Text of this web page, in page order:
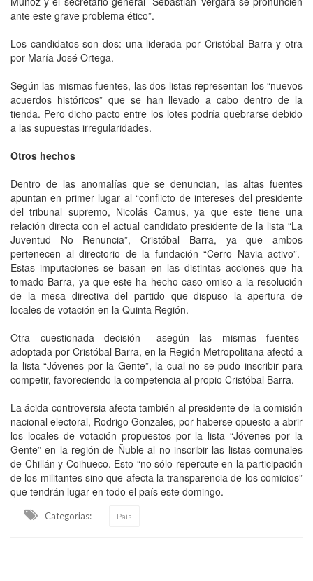
ante este grave problema ético”.
Los candidatos son dos: una liderada por Cristóbal Barra y otra
por María José Ortega.
Según las mismas fuentes, las dos listas representan los “nuevos
acuerdos históricos” que se han llevado a cabo dentro de la
tienda. Pero dicho pacto entre los lotes podría quebrarse debido
a las supuestas irregularidades.
Otros hechos
Dentro de las anomalías que se denuncian, las altas fuentes
apuntan en primer lugar al “conflicto de intereses del presidente
del tribunal supremo, Nicolás Camus, ya que este tiene una
relación directa con el actual candidato presidente de la lista “La
Juventud No Renuncia”, Cristóbal Barra, ya que ambos
pertenecen al directorio de la fundación “Cerro Navia activo”.
Estas imputaciones se basan en las distintas acciones que ha
tomado Barra, ya que este ha hecho caso omiso a la resolución
de la mesa directiva del partido que dispuso la apertura de
locales de votación en la Quinta Región.
Otra cuestionada decisión –asegún las mismas fuentes-
adoptada por Cristóbal Barra, en la Región Metropolitana afectó a
la lista “Jóvenes por la Gente”, la cual no se pudo inscribir para
competir, favoreciendo la competencia al propio Cristóbal Barra.
La ácida controversia afecta también al presidente de la comisión
nacional electoral, Rodrigo Gonzales, por haberse opuesto a abrir
los locales de votación propuestos por la lista “Jóvenes por la
Gente” en la región de Ñuble al no inscribir las listas comunales
de Chillán y Coihueco. Esto “no sólo repercute en la participación
de los militantes sino que afecta la transparencia de los comicios”
que tendrán lugar en todo el país este domingo.
Categorias: País